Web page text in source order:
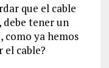
que el cable
debe tener un
como ya hemos
el cable?